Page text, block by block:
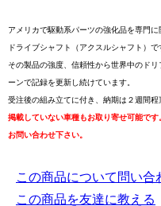
アメリカで駆動系パーツの強化品を専門
ドライブシャフト（アクスルシャフト）で
その製品の強度、信頼性から世界中のド
ーンで記録を更新し続けています。
受注後の組み立てに付き、納期は２週間程
掲載していない車種もお取り寄せ可能で
お問い合わせ下さい。
この商品について問い合
この商品を友達に教える